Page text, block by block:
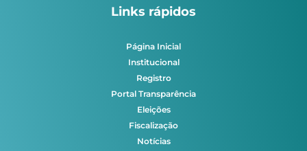
Links rápidos
Página Inicial
Institucional
Registro
Portal Transparência
Eleições
Fiscalização
Notícias